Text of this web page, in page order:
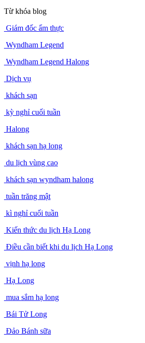
Từ khóa blog
Giám đốc ẩm thực
Wyndham Legend
Wyndham Legend Halong
Dịch vụ
khách sạn
kỳ nghỉ cuối tuần
Halong
khách sạn hạ long
du lịch vùng cao
khách sạn wyndham halong
tuần trăng mật
kì nghỉ cuối tuần
Kiến thức du lịch Hạ Long
Điều cần biết khi du lịch Hạ Long
vịnh hạ long
Hạ Long
mua sắm hạ long
Bái Tử Long
Đảo Bánh sữa